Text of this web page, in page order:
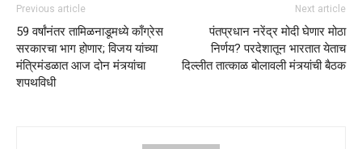
Previous article
59 वर्षांनंतर तामिळनाडूमध्ये काँग्रेस
सरकारचा भाग होणार; विजय यांच्या
मंत्रिमंडळात आज दोन मंत्र्यांचा
शपथविधी
Next article
पंतप्रधान नरेंद्र मोदी घेणार मोठा
निर्णय? परदेशातून भारतात येताच
दिल्लीत तात्काळ बोलावली मंत्र्यांची बैठक